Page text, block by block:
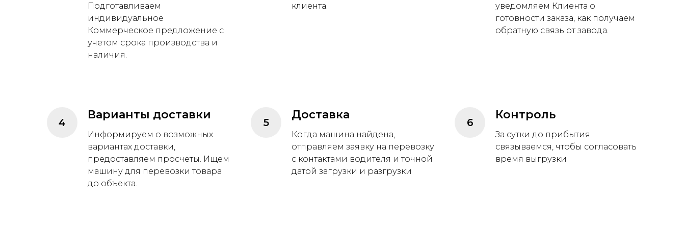
Подготавливаем
индивидуальное
Коммерческое предложение с
учетом срока производства и
наличия.
клиента.
уведомляем Клиента о
готовности заказа, как получаем
обратную связь от завода.
Варианты доставки
Информируем о возможных
вариантах доставки,
предоставляем просчеты. Ищем
машину для перевозки товара
до объекта.
Доставка
Когда машина найдена,
отправляем заявку на перевозку
с контактами водителя и точной
датой загрузки и разгрузки
Контроль
За сутки до прибытия
связываемся, чтобы согласовать
время выгрузки